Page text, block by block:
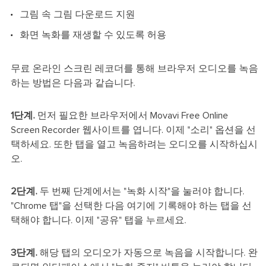
그림 속 그림 다운로드 지원
화면 녹화를 재생할 수 있도록 허용
무료 온라인 스크린 레코더를 통해 브라우저 오디오를 녹음
하는 방법은 다음과 같습니다.
1단계.먼저 필요한 브라우저에서 Movavi Free Online
Screen Recorder 웹사이트를 엽니다. 이제 "소리" 옵션을 선
택하세요. 또한 탭을 열고 녹음하려는 오디오를 시작하십시
오.
2단계.두 번째 단계에서는 "녹화 시작"을 눌러야 합니다.
"Chrome 탭"을 선택한 다음 여기에 기록해야 하는 탭을 선
택해야 합니다. 이제 "공유" 탭을 누르세요.
3단계.해당 탭의 오디오가 자동으로 녹음을 시작합니다. 완